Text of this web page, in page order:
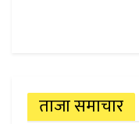
ताजा समाचार